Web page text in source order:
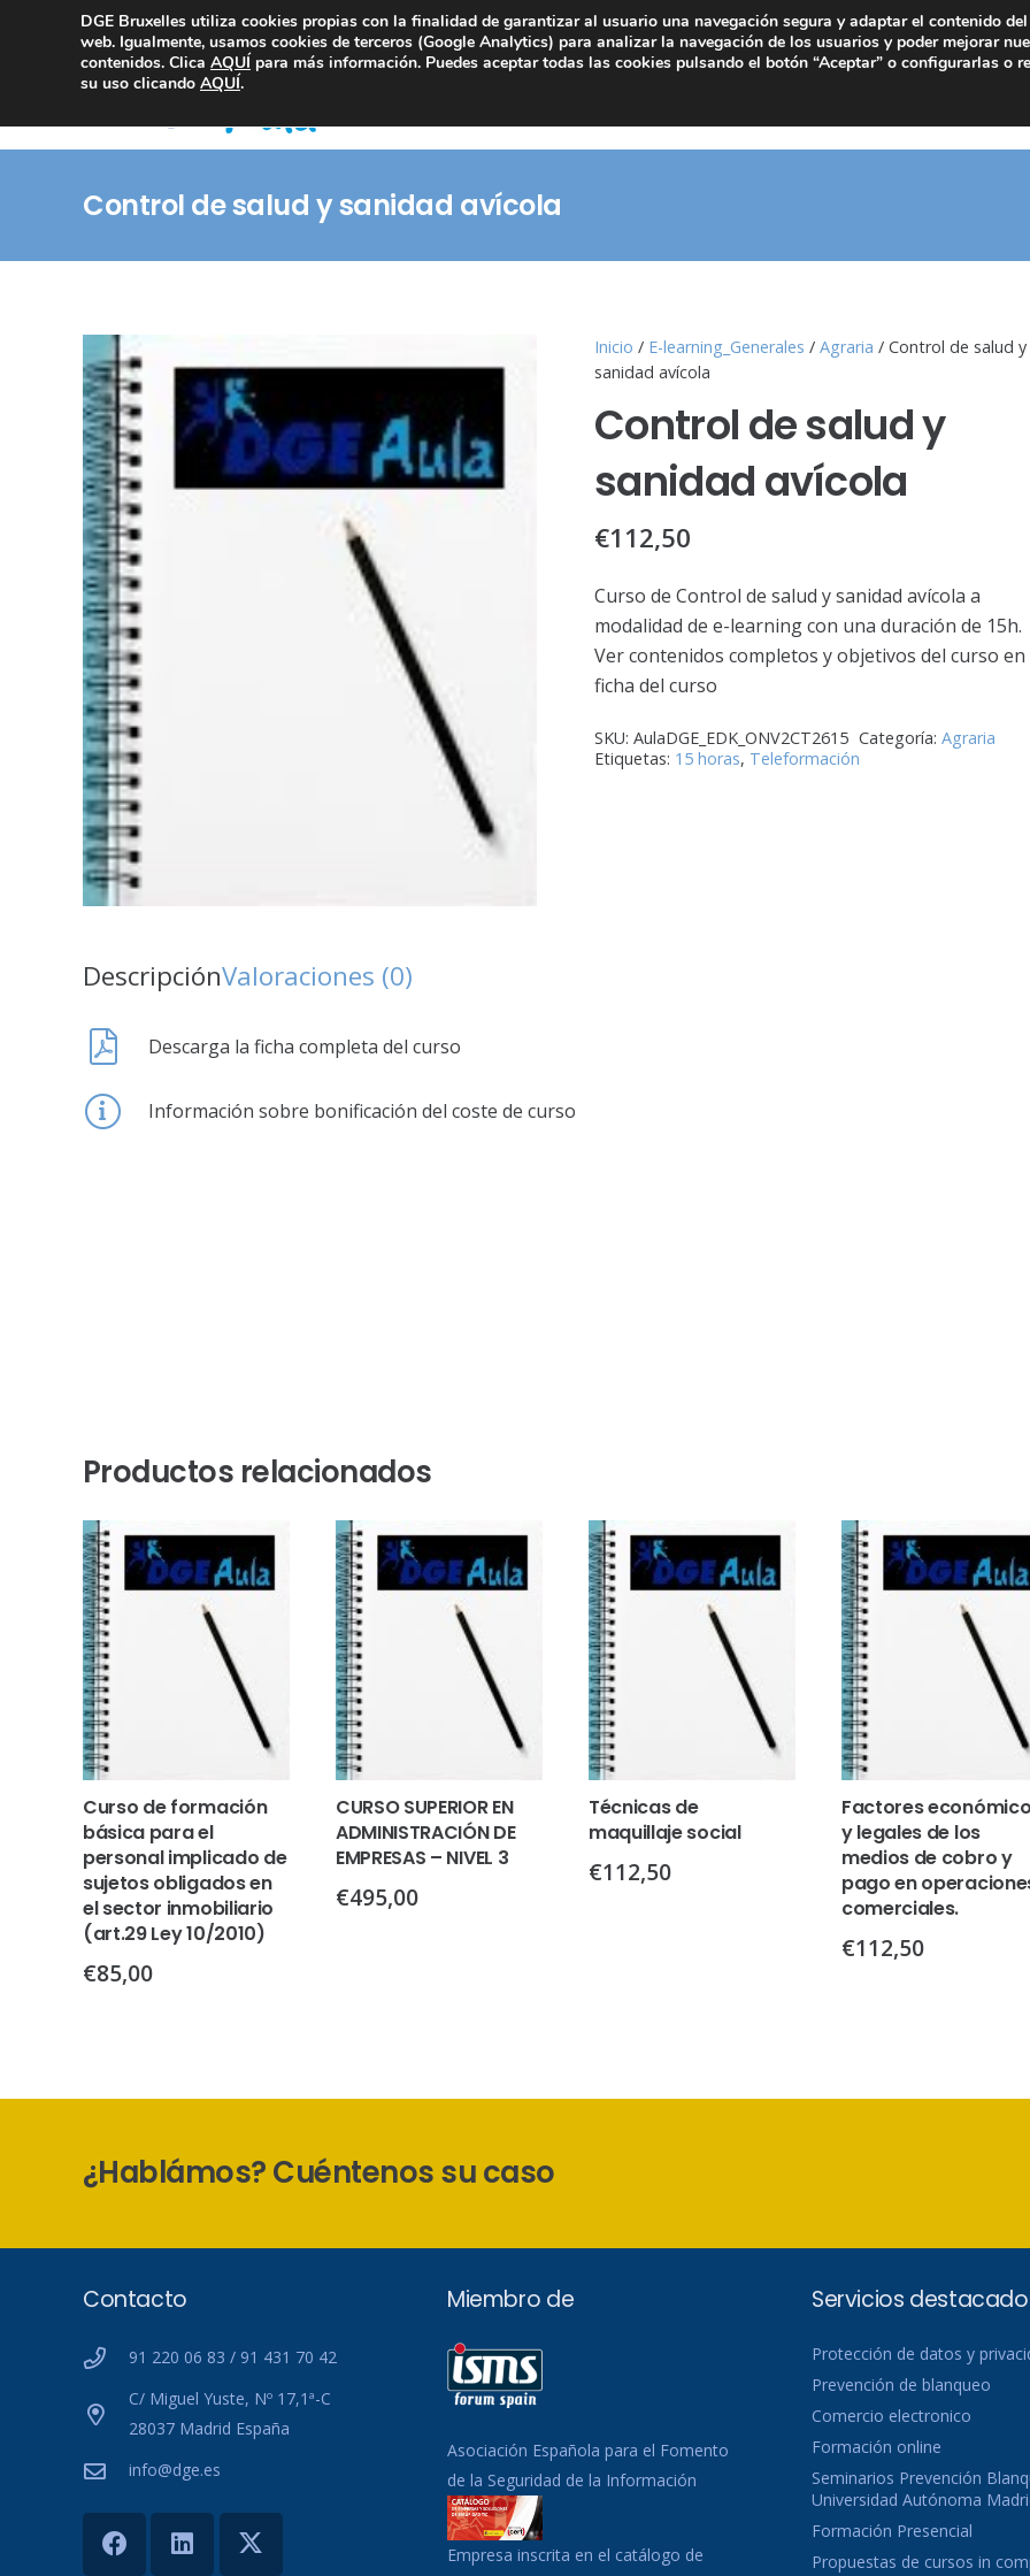
Consultoría Compliance
Control de salud y sanidad avícola
Inicio / E-learning_Generales /Agraria / Control de salud y
sanidad avícola
Control de salud y
sanidad avícola
€112,50
Curso de Control de salud y sanidad avícola a
modalidad de e-learning con una duración de 15h.
Ver contenidos completos y objetivos del curso en
ficha del curso
SKU:AulaDGE_EDK_ONV2CT2615 Categoría: Agraria
Etiquetas: 15 horas, Teleformación
DescripciónValoraciones (0)
Descarga la ficha completa del curso
Información sobre bonificación del coste de curso
Productos relacionados
Curso de formación
básica para el
personal implicado de
sujetos obligados en
el sector inmobiliario
(art.29 Ley 10/2010)
€85,00
CURSO SUPERIOR EN
ADMINISTRACIÓN DE
EMPRESAS – NIVEL 3
€495,00
Técnicas de
maquillaje social
€112,50
Factores
y legales de los
medios de cobro y
pago en
comerciales.
€112,50
¿Hablámos? Cuéntenos su caso
Contacto
91 220 06 83 / 91 431 70 42
C/ Miguel Yuste, Nº 17,1ª-C
28037 Madrid España
info@dge.es
Miembro de
Asociación Española para el Fomento
de la Seguridad de la Información
Empresa inscrita en el catálogo de
Servicios
Protección de datos y
Prevención de blanqueo
Comercio electronico
Formación online
Seminarios Prevención
Universidad Autónoma
Formación Presencial
Propuestas de cursos in
DGE Bruxelles utiliza cookies propias con la finalidad de garantizar al usuario una navegación segura y adaptar el contenido
web. Igualmente, usamos cookies de terceros (Google Analytics) para analizar la navegación de los usuarios y poder mejorar
contenidos. Clica AQUÍ para más información. Puedes aceptar todas las cookies pulsando el botón “Aceptar” o configurarlas o
su uso clicando AQUÍ.